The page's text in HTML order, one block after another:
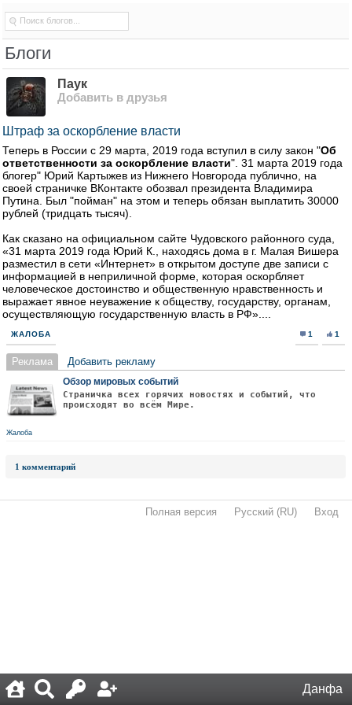
Данфа
Блоги
Паук
Добавить в друзья
Штраф за оскорбление власти
Теперь в России с 29 марта, 2019 года вступил в силу закон "Об
ответственности за оскорбление власти". 31 марта 2019 года
блогер" Юрий Картыжев из Нижнего Новгорода публично, на
своей страничке ВКонтакте обозвал президента Владимира
Путина. Был "пойман" на этом и теперь обязан выплатить 30000
рублей (тридцать тысяч).
Как сказано на официальном сайте Чудовского районного суда,
«31 марта 2019 года Юрий К., находясь дома в г. Малая Вишера
разместил в сети «Интернет» в открытом доступе две записи с
информацией в неприличной форме, которая оскорбляет
человеческое достоинство и общественную нравственность и
выражает явное неуважение к обществу, государству, органам,
осуществляющую государственную власть в РФ»....
ЖАЛОБА 1 1
Реклама Добавить рекламу
Обзор мировых событий
Страничка всех горячих новостях и событий, что
происходят во всём Мире.
Жалоба
1 комментарий
Полная версия Русский (RU) Вход